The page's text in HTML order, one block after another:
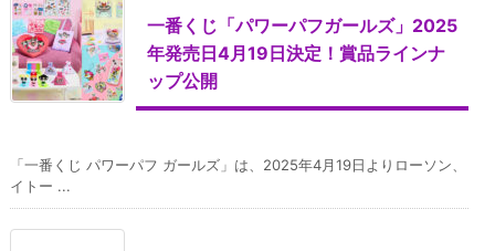
一番くじ「パワーパフガールズ」2025
年発売日4月19日決定！賞品ラインナ
ップ公開
​「一番くじ パワーパフ ガールズ」は、2025年4月19日よりローソン、
イトー ...